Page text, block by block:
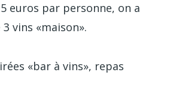
euros par personne, on a
vins «maison».
«bar à vins», repas